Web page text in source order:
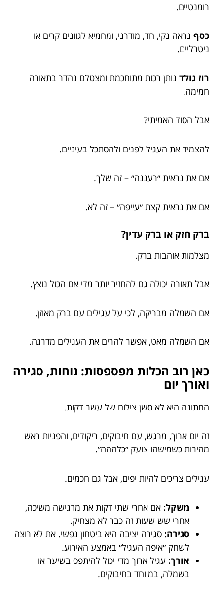
רומנטיים.
כסף נראה נקי, חד, מודרני, ומחמיא לגוונים קרים או
ניטרליים.
רוז גולד נותן רכות מתוחכמת ומצטלם נהדר בתאורה
חמימה.
אבל הסוד האמיתי?
להצמיד את העגיל לפנים ולהסתכל בעיניים.
אם את נראית ״רעננה״ – זה שלך.
אם את נראית קצת ״עייפה״ – זה לא.
ברק חזק או ברק עדין?
מצלמות אוהבות ברק.
אבל תאורה יכולה גם להחזיר יותר מדי אם הכול נוצץ.
אם השמלה מבריקה, לכי על עגילים עם ברק מאוזן.
אם השמלה מאט, אפשר להרים את העגילים מדרגה.
כאן רוב הכלות מפספסות: נוחות, סגירה
ואורך יום
החתונה היא לא סשן צילום של עשר דקות.
זה יום ארוך, מרגש, עם חיבוקים, ריקודים, והפניות ראש
מהירות כשמישהו צועק ״כלההה״.
עגילים צריכים להיות יפים, אבל גם חכמים.
משקל: אם אחרי שתי דקות את מרגישה משיכה,
אחרי שש שעות זה כבר לא מצחיק.
סגירה: סגירה יציבה היא ביטחון נפשי. את לא רוצה
לשחק ״איפה העגיל״ באמצע האירוע.
אורך: עגיל ארוך מדי יכול להיתפס בשיער או
בשמלה, במיוחד בחיבוקים.